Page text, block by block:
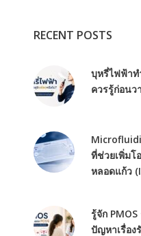
RECENT POSTS
บุหรี่ไฟฟ้าท
ควรรู้ก่อนว
ที่ช่วยเพิ่มโ
หลอดแก้ว
รู้จัก
ปัญหาเรื่อง